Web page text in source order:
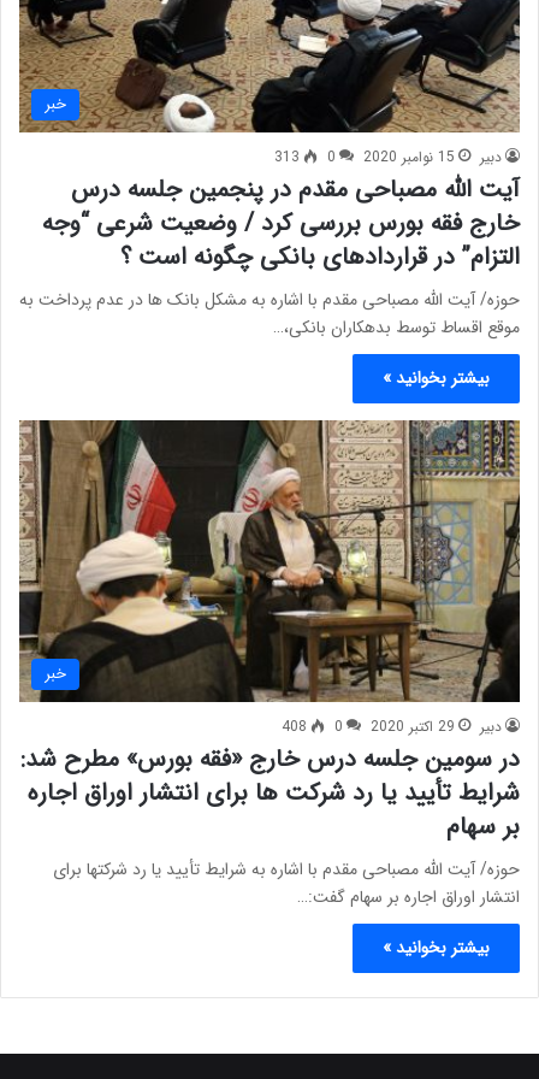
خبر
دبیر 15 نوامبر 2020 0
313
آیت الله مصباحی مقدم در پنجمین جلسه درس
خارج فقه بورس بررسی کرد / وضعیت شرعی “وجه
التزام” در قراردادهای بانکی چگونه است ؟
حوزه/ آیت الله مصباحی مقدم با اشاره به مشکل بانک ها در عدم پرداخت به
موقع اقساط توسط بدهکاران بانکی،…
بیشتر بخوانید »
خبر
دبیر 29 اکتبر 2020 0
408
در سومین جلسه درس خارج «فقه بورس» مطرح شد:
شرایط تأیید یا رد شرکت ها برای انتشار اوراق اجاره
بر سهام
حوزه/ آیت الله مصباحی مقدم با اشاره به شرایط تأیید یا رد شرکتها برای
انتشار اوراق اجاره بر سهام گفت:…
بیشتر بخوانید »